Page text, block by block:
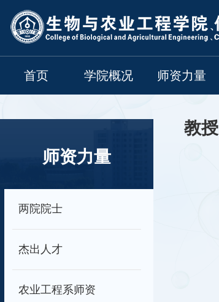
首页 学院概况 师资力量
师资力量
两院院士
杰出人才
农业工程系师资
教授